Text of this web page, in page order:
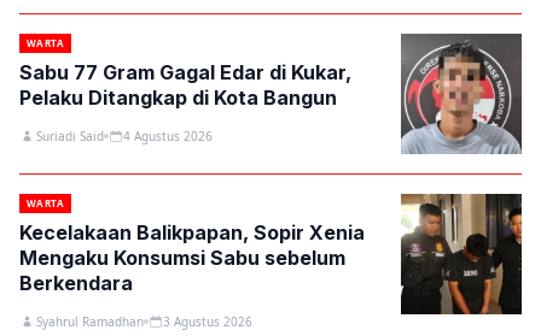
WARTA
Sabu 77 Gram Gagal Edar di Kukar,
Pelaku Ditangkap di Kota Bangun
Suriadi Said 4 Agustus 2026
WARTA
Kecelakaan Balikpapan, Sopir Xenia
Mengaku Konsumsi Sabu sebelum
Berkendara
Syahrul Ramadhan 3 Agustus 2026